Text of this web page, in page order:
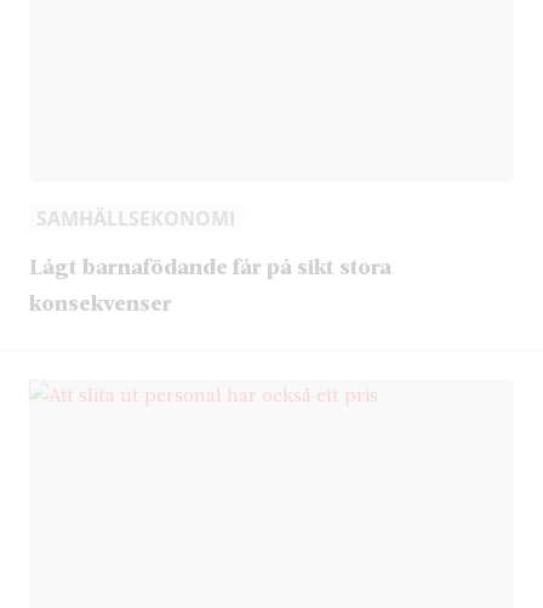
SAMHÄLLSEKONOMI
Lågt barnafödande får på sikt stora
konsekvenser